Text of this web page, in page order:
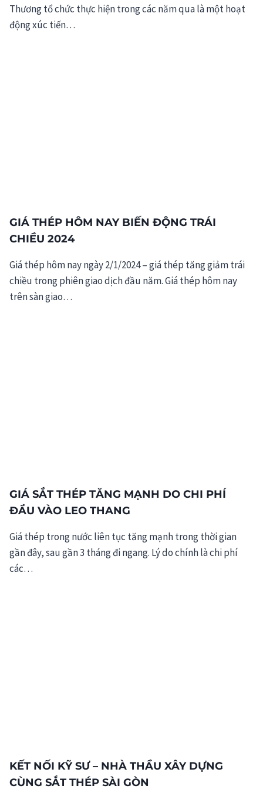
Thương tổ chức thực hiện trong các năm qua là một hoạt
động xúc tiến…
GIÁ THÉP HÔM NAY BIẾN ĐỘNG TRÁI
CHIỀU 2024
Giá thép hôm nay ngày 2/1/2024 – giá thép tăng giảm trái
chiều trong phiên giao dịch đầu năm. Giá thép hôm nay
trên sàn giao…
GIÁ SẮT THÉP TĂNG MẠNH DO CHI PHÍ
ĐẦU VÀO LEO THANG
Giá thép trong nước liên tục tăng mạnh trong thời gian
gần đây, sau gần 3 tháng đi ngang. Lý do chính là chi phí
các…
KẾT NỐI KỸ SƯ – NHÀ THẦU XÂY DỰNG
CÙNG SẮT THÉP SÀI GÒN